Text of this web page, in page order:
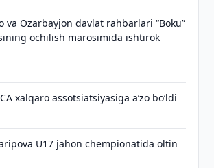
va Ozarbayjon davlat rahbarlari “Boku”
ochilish marosimida ishtirok
xalqaro assotsiatsiyasiga aʼzo bo‘ldi
U17 jahon chempionatida oltin